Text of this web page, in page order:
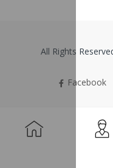
All Rights
Facebook